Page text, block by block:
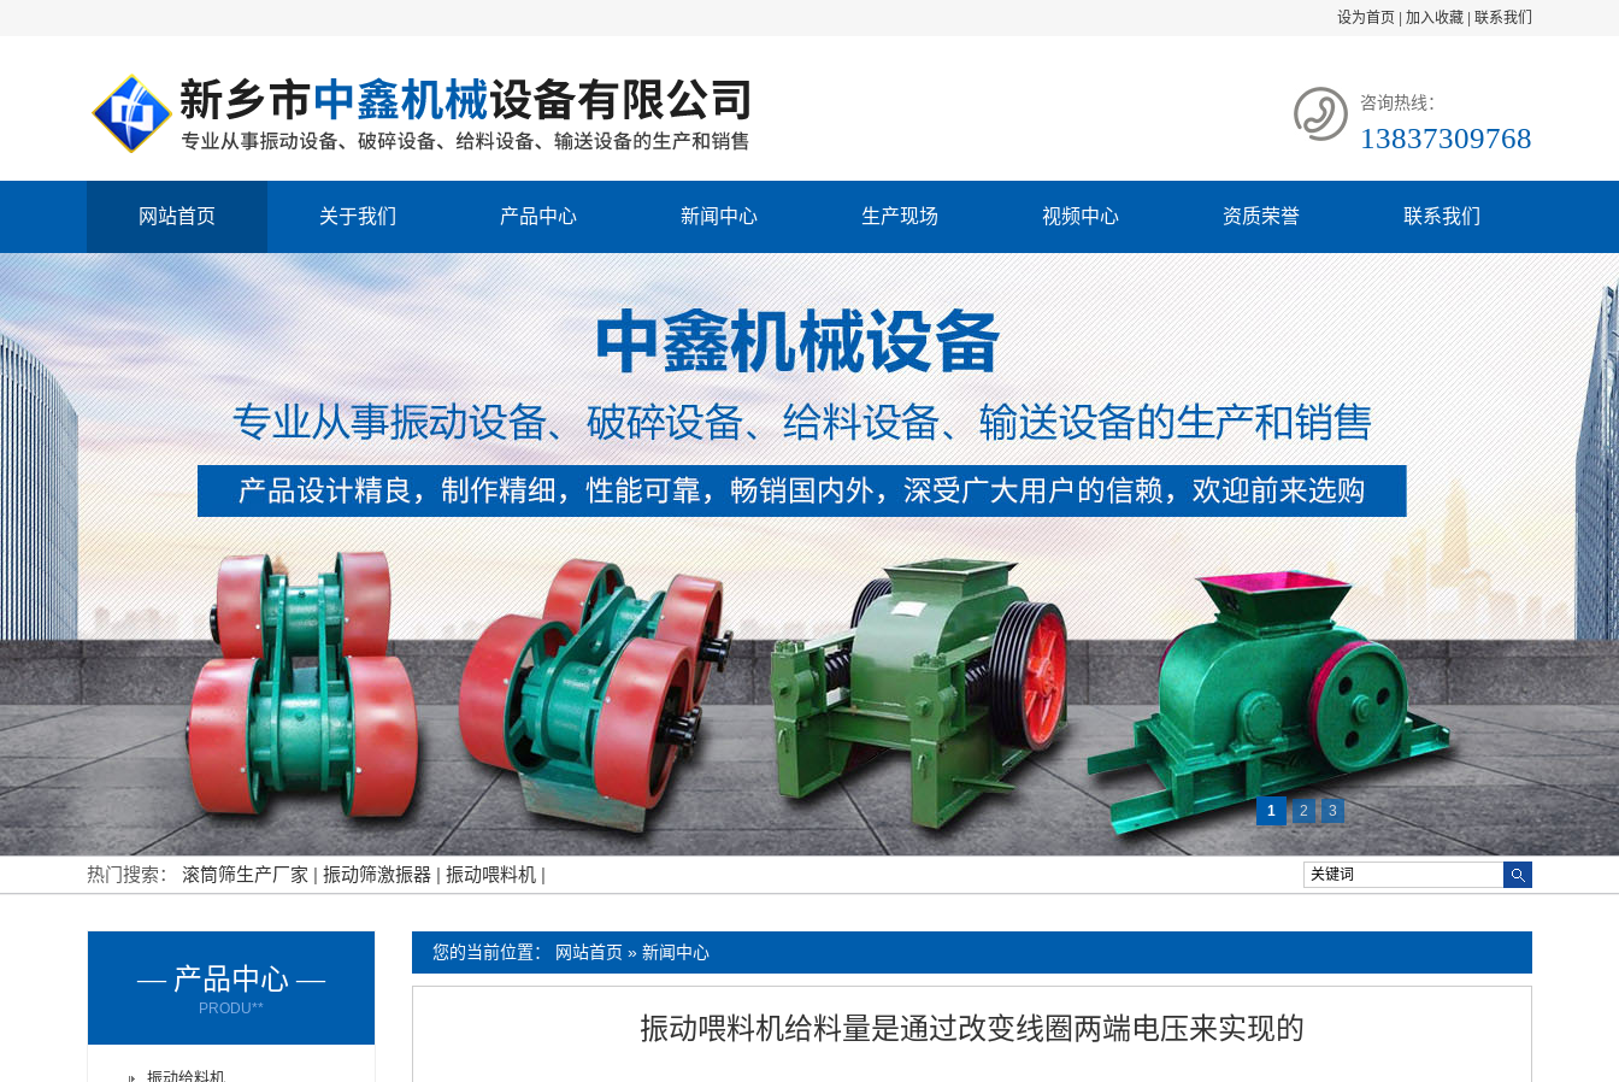
设为首页 加入收藏 联系我们
咨询热线：
13837309768
网站首页 关于我们 产品中心 新闻中心 生产现场 视频中心 资质荣誉 联系我们
1 2 3
热门搜索： 滚筒筛生产厂家 | 振动筛激振器 | 振动喂料机 |
您的当前位置： 网站首页 » 新闻中心
振动喂料机给料量是通过改变线圈两端电压来实现的
— 产品中心 —
PRODU**
振动给料机